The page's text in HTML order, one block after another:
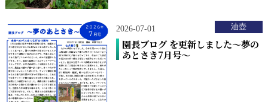
2026-07-01
園長ブログ を更新しました～夢の
あとさき7月号～
油壺